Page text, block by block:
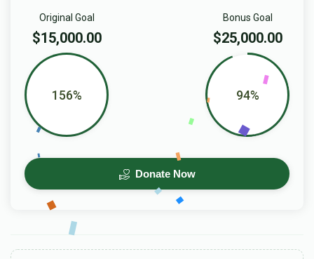
Bonus Goal
$25,000.00
94%
Original Goal
$15,000.00
156%
Donate Now